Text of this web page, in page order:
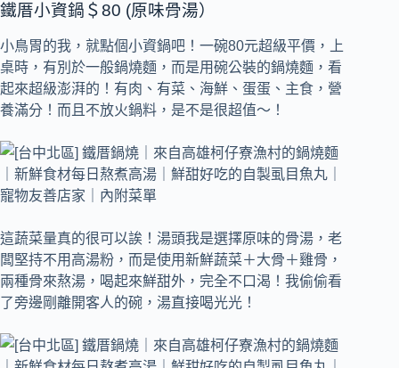
鐵厝小資鍋＄80 (原味骨湯）
小鳥胃的我，就點個小資鍋吧！一碗80元超級平價，上
桌時，有別於一般鍋燒麵，而是用碗公裝的鍋燒麵，看
起來超級澎湃的！有肉、有菜、海鮮、蛋蛋、主食，營
養滿分！而且不放火鍋料，是不是很超值～！
這蔬菜量真的很可以誒！湯頭我是選擇原味的骨湯，老
闆堅持不用高湯粉，而是使用新鮮蔬菜＋大骨＋雞骨，
兩種骨來熬湯，喝起來鮮甜外，完全不口渴！我偷偷看
了旁邊剛離開客人的碗，湯直接喝光光！